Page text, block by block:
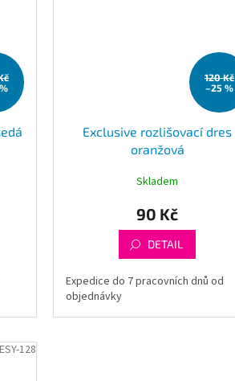
120 Kč
–25 %
Exclusive rozlišovací dres
oranžová
Skladem
90 Kč
DETAIL
Expedice do 7 pracovních dnů od
objednávky
128